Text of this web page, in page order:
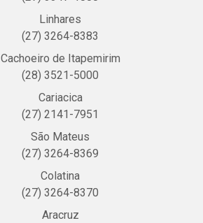
Linhares
(27) 3264-8383
Cachoeiro de Itapemirim
(28) 3521-5000
Cariacica
(27) 2141-7951
São Mateus
(27) 3264-8369
Colatina
(27) 3264-8370
Aracruz